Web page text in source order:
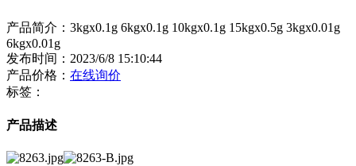
产品简介：3kgx0.1g 6kgx0.1g 10kgx0.1g 15kgx0.5g 3kgx0.01g
6kgx0.01g
发布时间：2023/6/8 15:10:44
产品价格： 在线询价
标签：
产品描述